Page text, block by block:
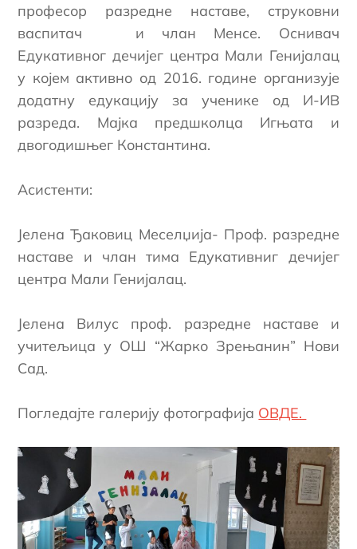
професор разредне наставе, струковни
васпитач и члан Менсе. Оснивач
Едукативног дечијег центра Мали Генијалац
у којем активно од 2016. године организује
додатну едукацију за ученике од И-ИВ
разреда. Мајка предшколца Игњата и
двогодишњег Константина.
Асистенти:
Јелена Ђаковиц Меселџија- Проф. разредне
наставе и члан тима Едукативниг дечијег
центра Мали Генијалац.
Јелена Вилус проф. разредне наставе и
учитељица у ОШ “Жарко Зрењанин” Нови
Сад.
Погледајте галерију фотографија ОВДЕ.